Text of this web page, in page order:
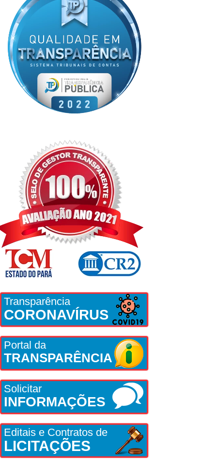
Transparência
CORONAVÍRUS
Portal da
TRANSPARÊNCIA
Solicitar
INFORMAÇÕES
Editais e Contratos de
LICITAÇÕES